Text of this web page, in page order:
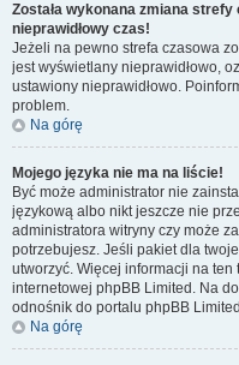
Została wykonana zmiana
nieprawidłowy czas!
Jeżeli na pewno strefa czasowa
jest wyświetlany nieprawidłowo,
ustawiony nieprawidłowo.
problem.
Na górę
Mojego języka nie ma na liście!
Być może administrator nie
językową albo nikt jeszcze nie
administratora witryny czy może
potrzebujesz. Jeśli pakiet dla
utworzyć. Więcej informacji na
internetowej phpBB Limited. Na
odnośnik do portalu phpBB
Na górę